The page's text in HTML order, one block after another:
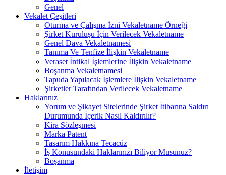
Genel
Vekalet Çeşitleri
Oturma ve Çalışma İzni Vekaletname Örneği
Şirket Kuruluşu İçin Verilecek Vekaletname
Genel Dava Vekaletnamesi
Tanıma Ve Tenfize İlişkin Vekaletname
Veraset İntikal İşlemlerine İlişkin Vekaletname
Boşanma Vekaletnamesi
Tapuda Yapılacak İşlemlere İlişkin Vekaletname
Şirketler Tarafından Verilecek Vekaletname
Haklarınız
Yorum ve Şikayet Sitelerinde Şirket İtibarına Saldırı
Durumunda İçerik Nasıl Kaldırılır?
Kira Sözleşmesi
Marka Patent
Tasarım Hakkına Tecacüz
İş Konusundaki Haklarınızı Biliyor Musunuz?
Boşanma
İletişim